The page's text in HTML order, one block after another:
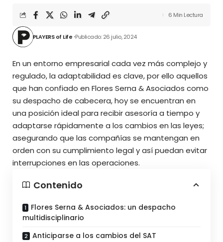
PLAYERS of Life Publicado: 26 julio, 2024
6 Min Lectura
En un entorno empresarial cada vez más complejo y
regulado, la adaptabilidad es clave, por ello aquellos
que han confiado en Flores Serna & Asociados como
su despacho de cabecera, hoy se encuentran en
una posición ideal para recibir asesoría a tiempo y
adaptarse rápidamente a los cambios en las leyes;
asegurando que las compañías se mantengan en
orden con su cumplimiento legal y así puedan evitar
interrupciones en las operaciones.
Contenido
Flores Serna & Asociados: un despacho
multidisciplinario
Anticiparse a los cambios del SAT